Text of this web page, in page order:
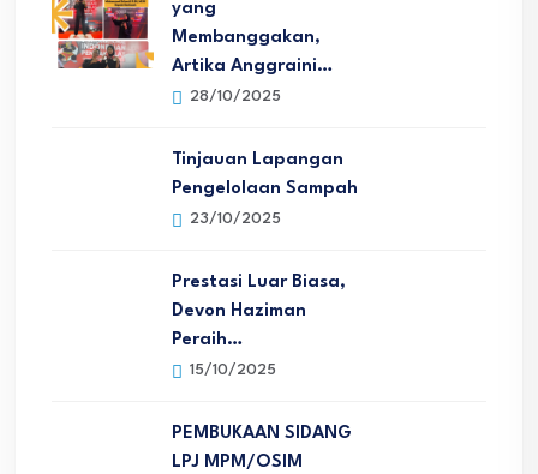
yang
Membanggakan,
Artika Anggraini…
28/10/2025
Tinjauan Lapangan
Pengelolaan Sampah
23/10/2025
Prestasi Luar Biasa,
Devon Haziman
Peraih…
15/10/2025
PEMBUKAAN SIDANG
LPJ MPM/OSIM